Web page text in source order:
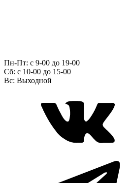
Пн-Пт: с 9-00 до 19-00
Сб: c 10-00 до 15-00
Вс: Выходной